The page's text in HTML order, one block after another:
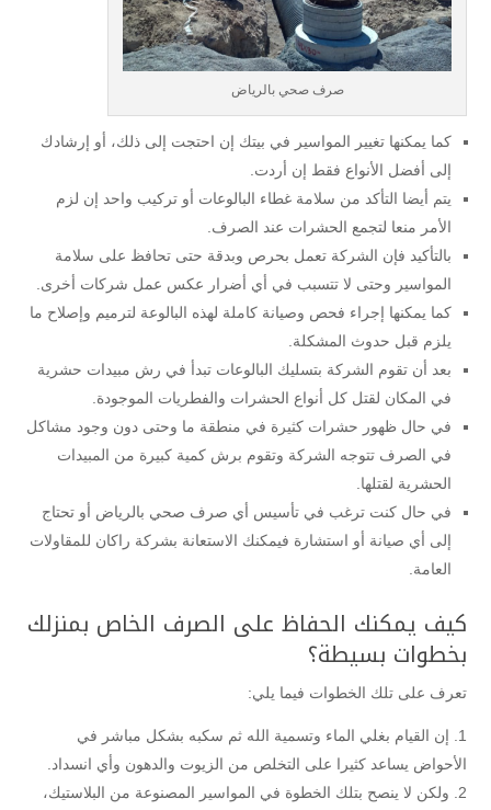
صرف صحي بالرياض
كما يمكنها تغيير المواسير في بيتك إن احتجت إلى ذلك، أو إرشادك
إلى أفضل الأنواع فقط إن أردت.
يتم أيضا التأكد من سلامة غطاء البالوعات أو تركيب واحد إن لزم
الأمر منعا لتجمع الحشرات عند الصرف.
بالتأكيد فإن الشركة تعمل بحرص وبدقة حتى تحافظ على سلامة
المواسير وحتى لا تتسبب في أي أضرار عكس عمل شركات أخرى.
كما يمكنها إجراء فحص وصيانة كاملة لهذه البالوعة لترميم وإصلاح ما
يلزم قبل حدوث المشكلة.
بعد أن تقوم الشركة بتسليك البالوعات تبدأ في رش مبيدات حشرية
في المكان لقتل كل أنواع الحشرات والفطريات الموجودة.
في حال ظهور حشرات كثيرة في منطقة ما وحتى دون وجود مشاكل
في الصرف تتوجه الشركة وتقوم برش كمية كبيرة من المبيدات
الحشرية لقتلها.
في حال كنت ترغب في تأسيس أي صرف صحي بالرياض أو تحتاج
إلى أي صيانة أو استشارة فيمكنك الاستعانة بشركة راكان للمقاولات
العامة.
كيف يمكنك الحفاظ على الصرف الخاص بمنزلك
بخطوات بسيطة؟
تعرف على تلك الخطوات فيما يلي:
إن القيام بغلي الماء وتسمية الله ثم سكبه بشكل مباشر في
الأحواض يساعد كثيرا على التخلص من الزيوت والدهون وأي انسداد.
ولكن لا ينصح بتلك الخطوة في المواسير المصنوعة من البلاستيك،